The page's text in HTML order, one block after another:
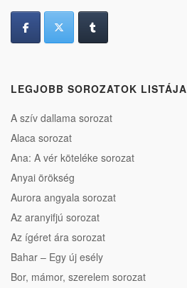
LEGJOBB SOROZATOK LISTÁJA
A szív dallama sorozat
Alaca sorozat
Ana: A vér köteléke sorozat
Anyai örökség
Aurora angyala sorozat
Az aranyifjú sorozat
Az ígéret ára sorozat
Bahar – Egy új esély
Bor, mámor, szerelem sorozat